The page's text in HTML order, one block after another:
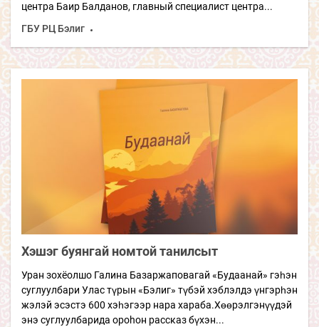
центра Баир Балданов, главный специалист центра...
ГБУ РЦ Бэлиг
Хэшэг буянгай номтой танилсыт
Уран зохёолшо Галина Базаржаповагай «Будаанай» гэһэн
суглуулбари Улас түрын «Бэлиг» түбэй хэблэлдэ үнгэрһэн
жэлэй эсэстэ 600 хэһэгээр нара хараба.Хөөрэлгэнүүдэй
энэ суглуулбарида ороhон рассказ бүхэн...